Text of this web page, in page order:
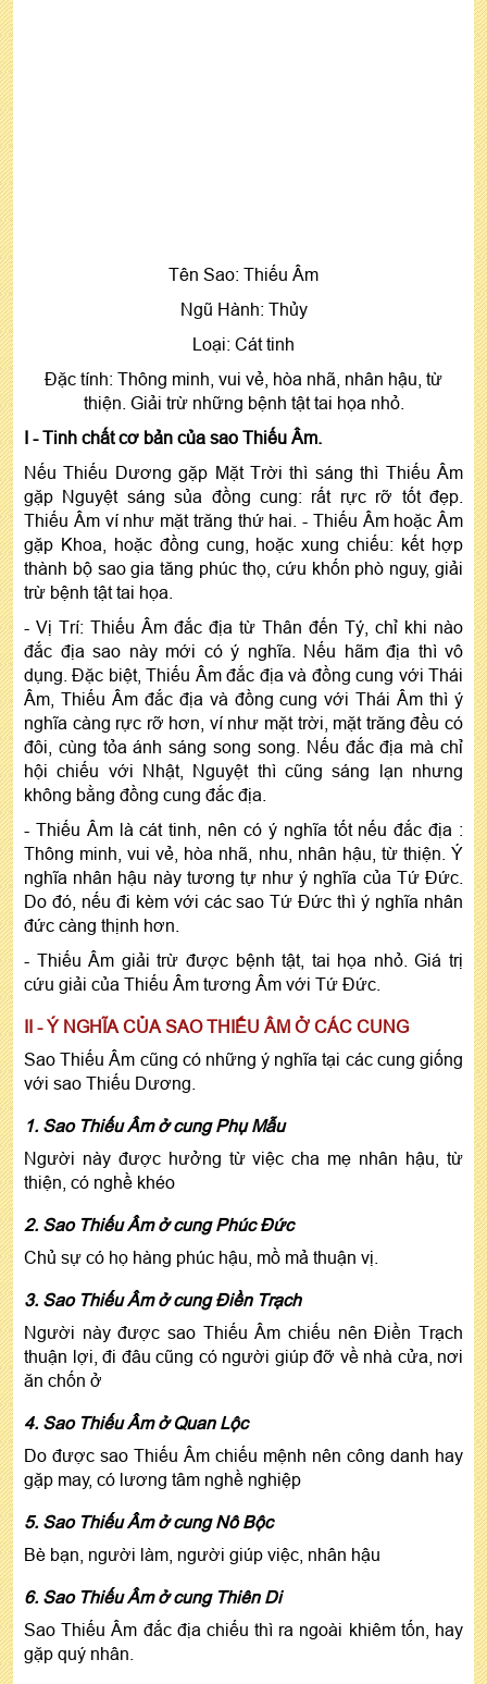
Tên Sao: Thiếu Âm
Ngũ Hành: Thủy
Loại: Cát tinh
Đặc tính: Thông minh, vui vẻ, hòa nhã, nhân hậu, từ
thiện. Giải trừ những bệnh tật tai họa nhỏ.
I - Tinh chất cơ bản của sao Thiếu Âm.
Nếu Thiếu Dương gặp Mặt Trời thì sáng thì Thiếu Âm
gặp Nguyệt sáng sủa đồng cung: rất rực rỡ tốt đẹp.
Thiếu Âm ví như mặt trăng thứ hai. - Thiếu Âm hoặc Âm
gặp Khoa, hoặc đồng cung, hoặc xung chiếu: kết hợp
thành bộ sao gia tăng phúc thọ, cứu khốn phò nguy, giải
trừ bệnh tật tai họa.
- Vị Trí: Thiếu Âm đắc địa từ Thân đến Tý, chỉ khi nào
đắc địa sao này mới có ý nghĩa. Nếu hãm địa thì vô
dụng. Đặc biệt, Thiếu Âm đắc địa và đồng cung với Thái
Âm, Thiếu Âm đắc địa và đồng cung với Thái Âm thì ý
nghĩa càng rực rỡ hơn, ví như mặt trời, mặt trăng đều có
đôi, cùng tỏa ánh sáng song song. Nếu đắc địa mà chỉ
hội chiếu với Nhật, Nguyệt thì cũng sáng lạn nhưng
không bằng đồng cung đắc địa.
- Thiếu Âm là cát tinh, nên có ý nghĩa tốt nếu đắc địa :
Thông minh, vui vẻ, hòa nhã, nhu, nhân hậu, từ thiện. Ý
nghĩa nhân hậu này tương tự như ý nghĩa của Tứ Đức.
Do đó, nếu đi kèm với các sao Tứ Đức thì ý nghĩa nhân
đức càng thịnh hơn.
- Thiếu Âm giải trừ được bệnh tật, tai họa nhỏ. Giá trị
cứu giải của Thiếu Âm tương Âm với Tứ Đức.
II - Ý NGHĨA CỦA SAO THIẾU ÂM Ở CÁC CUNG
Sao Thiếu Âm cũng có những ý nghĩa tại các cung giống
với sao Thiếu Dương.
1. Sao Thiếu Âm ở cung Phụ Mẫu
Người này được hưởng từ việc cha mẹ nhân hậu, từ
thiện, có nghề khéo
2. Sao Thiếu Âm ở cung Phúc Đức
Chủ sự có họ hàng phúc hậu, mồ mả thuận vị.
3. Sao Thiếu Âm ở cung Điền Trạch
Người này được sao Thiếu Âm chiếu nên Điền Trạch
thuận lợi, đi đâu cũng có người giúp đỡ về nhà cửa, nơi
ăn chốn ở
4. Sao Thiếu Âm ở Quan Lộc
Do được sao Thiếu Âm chiếu mệnh nên công danh hay
gặp may, có lương tâm nghề nghiệp
5. Sao Thiếu Âm ở cung Nô Bộc
Bè bạn, người làm, người giúp việc, nhân hậu
6. Sao Thiếu Âm ở cung Thiên Di
Sao Thiếu Âm đắc địa chiếu thì ra ngoài khiêm tốn, hay
gặp quý nhân.